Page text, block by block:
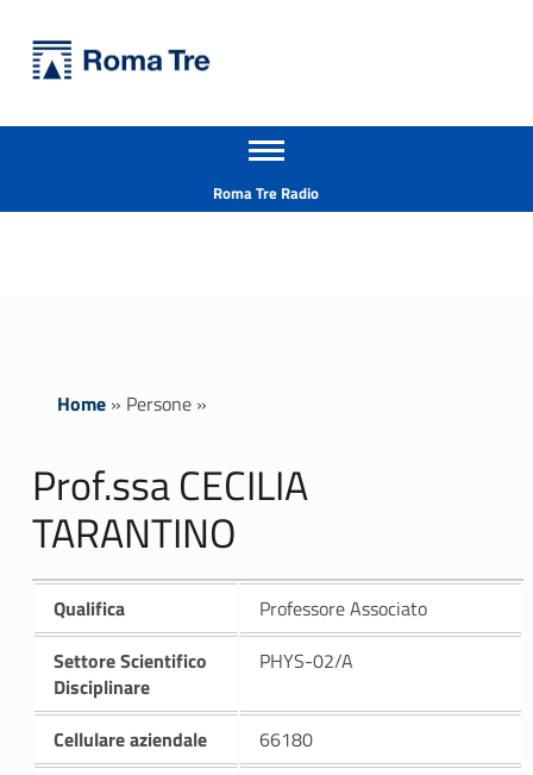
Prof.ssa CECILIA TARANTINO ricerca - Università Roma Tre
Apri il menu secondario
Roma Tre Radio
Home» Persone»
Prof.ssa CECILIA
TARANTINO
Qualifica
Professore Associato
Settore Scientifico
Disciplinare
PHYS-02/A
Cellulare aziendale
66180